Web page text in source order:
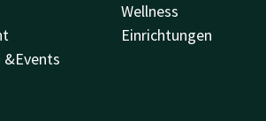
&Events
Wellness
Einrichtungen